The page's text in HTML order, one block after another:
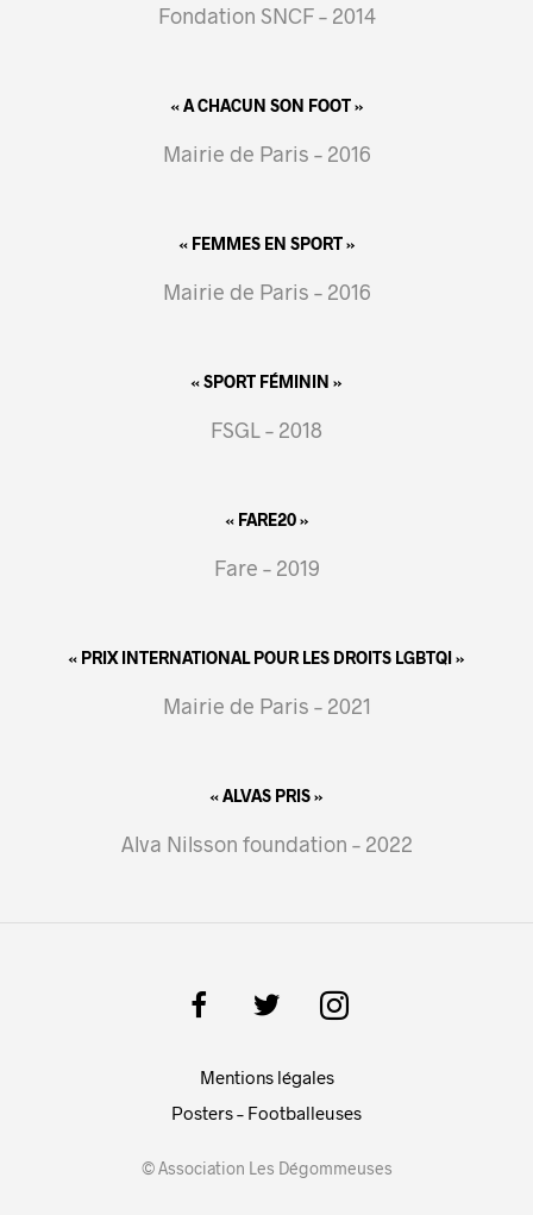
Fondation SNCF – 2014
« A CHACUN SON FOOT »
Mairie de Paris – 2016
« FEMMES EN SPORT »
Mairie de Paris – 2016
« SPORT FÉMININ »
FSGL – 2018
« FARE20 »
Fare – 2019
« PRIX INTERNATIONAL POUR LES DROITS LGBTQI »
Mairie de Paris – 2021
« ALVAS PRIS »
Alva Nilsson foundation – 2022
Mentions légales
Posters – Footballeuses
© Association Les Dégommeuses